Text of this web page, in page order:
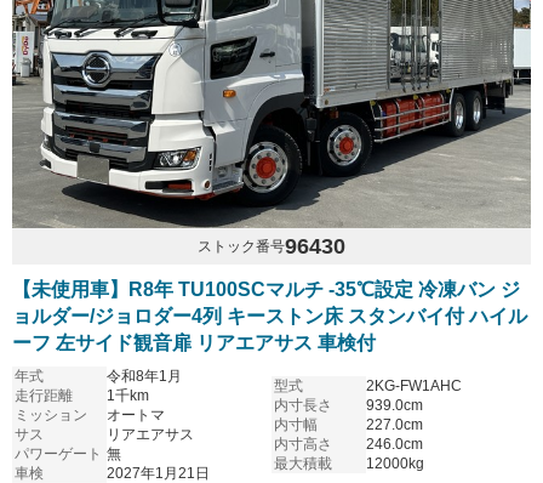
ストック番号96430
【未使用車】R8年 TU100SCマルチ -35℃設定 冷凍バン ジ
ョルダー/ジョロダー4列 キーストン床 スタンバイ付 ハイル
ーフ 左サイド観音扉 リアエアサス 車検付
年式
令和8年1月
走行距離
1千km
ミッション
オートマ
サス
リアエアサス
パワーゲート 無
車検
2027年1月21日
型式
2KG-FW1AHC
内寸長さ
939.0cm
内寸幅
227.0cm
内寸高さ
246.0cm
最大積載
12000kg